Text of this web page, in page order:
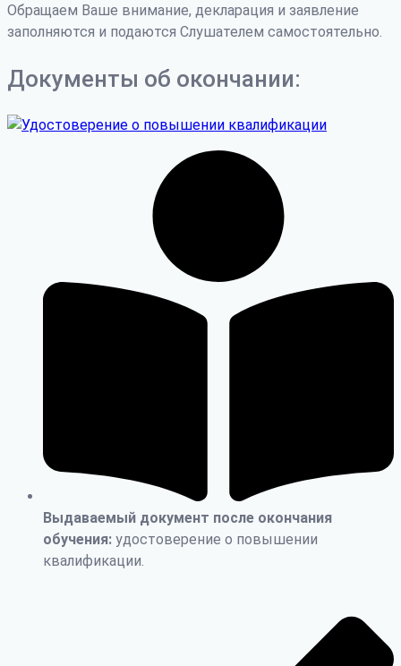
Обращаем Ваше внимание, декларация и заявление
заполняются и подаются Слушателем самостоятельно.
Документы об окончании:
Выдаваемый документ после окончания
обучения: удостоверение о повышении
квалификации.